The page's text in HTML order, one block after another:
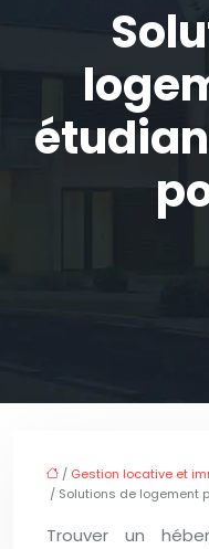
/ Gestion locative et
/ Solutions de logement
Trouver un